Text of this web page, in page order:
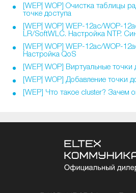
[WEP| WOP] Очистка таблицы
точке доступа
[WEP| WOP] WEP-12ac/WOP-
LR/SoftWLC. Настройка NTP.
[WEP| WOP] WEP-12ac/WOP-
Настройка QoS
[WEP| WOP] Виртуальные точки
[WEP| WOP] Добавление точки
[WEP] Что такое cluster? Зачем